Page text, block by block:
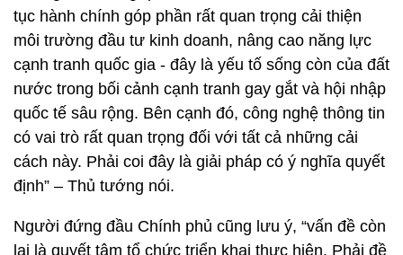
tục hành chính góp phần rất quan trọng cải thiện
môi trường đầu tư kinh doanh, nâng cao năng lực
cạnh tranh quốc gia - đây là yếu tố sống còn của đất
nước trong bối cảnh cạnh tranh gay gắt và hội nhập
quốc tế sâu rộng. Bên cạnh đó, công nghệ thông tin
có vai trò rất quan trọng đối với tất cả những cải
cách này. Phải coi đây là giải pháp có ý nghĩa quyết
định” – Thủ tướng nói.
Người đứng đầu Chính phủ cũng lưu ý, “vấn đề còn
lại là quyết tâm tổ chức triển khai thực hiện. Phải đề